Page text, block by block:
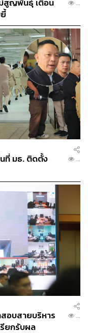
วรกังวลจนเกินเลย
องสภา การนิรโทษ
มากรอคอยอยู่
นัยสำคัญ กรณีว่าจะ
ซึ่งในรายงานของ
ษาไว้อย่างรอบด้าน
ลเสียอย่างไร หรือ
ดีข้อเสียอย่างไร
รายงานต่อสภาเร็ว
งความเห็นจากสภา
ยธวัชกล่าว
ควรรีบตกผลึกใน
าจะเป็นประโยชน์
ะได้ฟังฟีดแบ็กจาก
ไขเป็นหนึ่งในทาง
ซึ่งได้รับการสนับสนุน
ไม่ได้เฉพาะพรรค
เป็นพรรคเพื่อไทย
รกจะต้องมีการ
อฟังความเห็นของ
งที่ง่ายขึ้นที่จะ
าว่าจะดำเนินการ
สูญพันธุ์ เตือน
...
ที่ มธ. ติดตั้ง
...
สอบสายบริหาร
ยกรับผล
...